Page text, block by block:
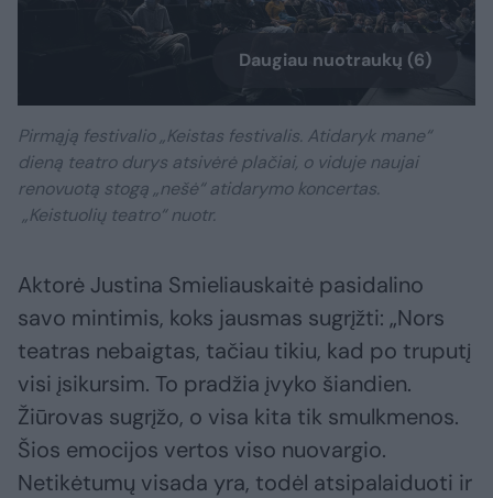
Daugiau nuotraukų (6)
Pirmąją festivalio „Keistas festivalis. Atidaryk mane“
dieną teatro durys atsivėrė plačiai, o viduje naujai
renovuotą stogą „nešė“ atidarymo koncertas.
„Keistuolių teatro“ nuotr.
Aktorė Justina Smieliauskaitė pasidalino
savo mintimis, koks jausmas sugrįžti: „Nors
teatras nebaigtas, tačiau tikiu, kad po truputį
visi įsikursim. To pradžia įvyko šiandien.
Žiūrovas sugrįžo, o visa kita tik smulkmenos.
Šios emocijos vertos viso nuovargio.
Netikėtumų visada yra, todėl atsipalaiduoti ir